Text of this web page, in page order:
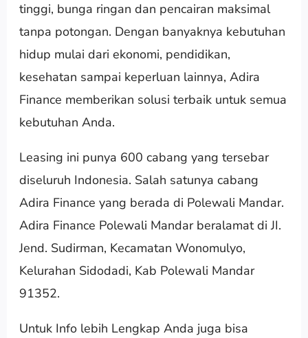
tinggi, bunga ringan dan pencairan maksimal
tanpa potongan. Dengan banyaknya kebutuhan
hidup mulai dari ekonomi, pendidikan,
kesehatan sampai keperluan lainnya, Adira
Finance memberikan solusi terbaik untuk semua
kebutuhan Anda.
Leasing ini punya 600 cabang yang tersebar
diseluruh Indonesia. Salah satunya cabang
Adira Finance yang berada di Polewali Mandar.
Adira Finance Polewali Mandar beralamat di JI.
Jend. Sudirman, Kecamatan Wonomulyo,
Kelurahan Sidodadi, Kab Polewali Mandar
91352.
Untuk Info lebih Lengkap Anda juga bisa